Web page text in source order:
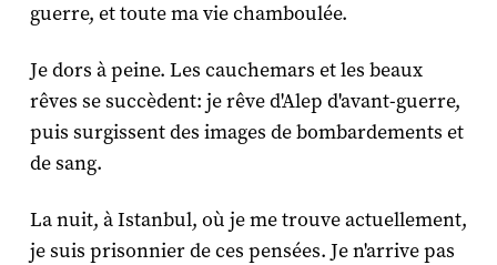
guerre, et toute ma vie chamboulée.
Je dors à peine. Les cauchemars et les beaux
rêves se succèdent: je rêve d'Alep d'avant-guerre,
puis surgissent des images de bombardements et
de sang.
La nuit, à Istanbul, où je me trouve actuellement,
je suis prisonnier de ces pensées. Je n'arrive pas